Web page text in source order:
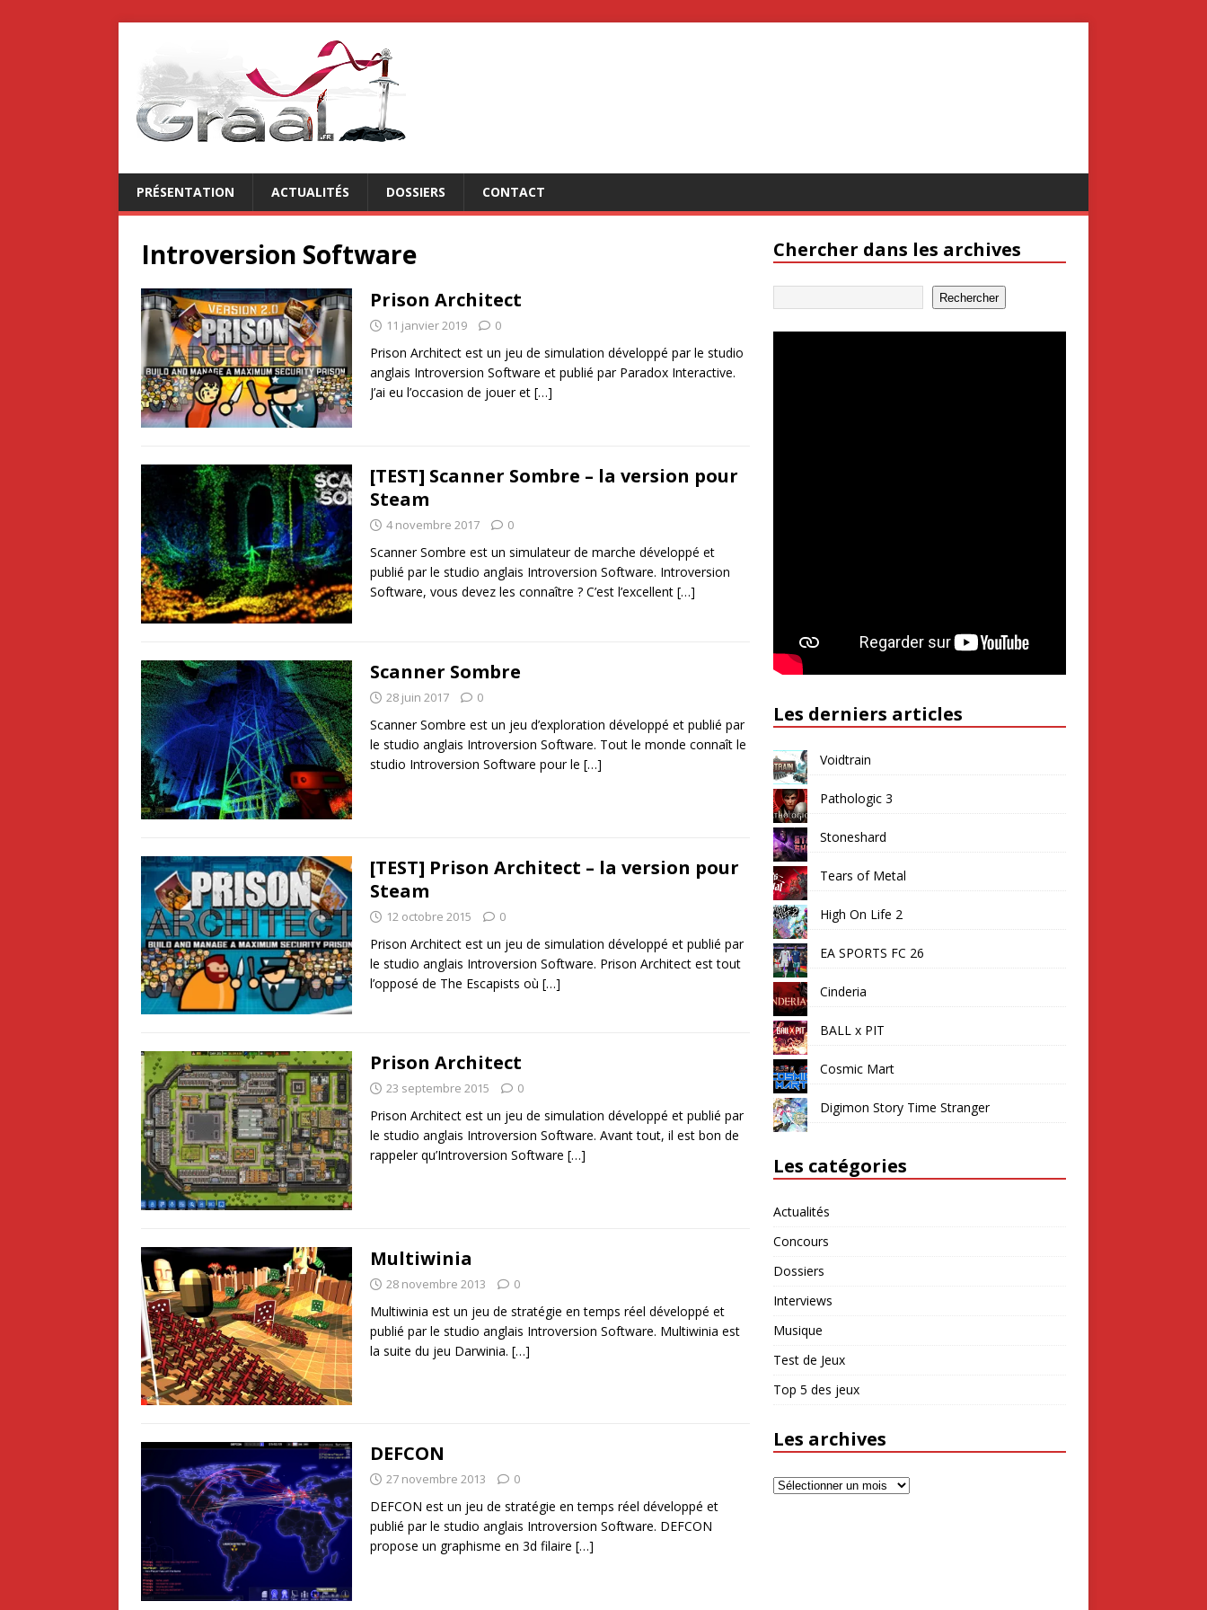
PRÉSENTATION ACTUALITÉS DOSSIERS CONTACT
Introversion Software
Prison Architect
11 janvier 2019 0
Prison Architect est un jeu de simulation développé par le studio
anglais Introversion Software et publié par Paradox Interactive.
J’ai eu l’occasion de jouer et […]
[TEST] Scanner Sombre – la version pour
Steam
4 novembre 2017 0
Scanner Sombre est un simulateur de marche développé et
publié par le studio anglais Introversion Software. Introversion
Software, vous devez les connaître ? C’est l’excellent […]
Scanner Sombre
28 juin 2017 0
Scanner Sombre est un jeu d’exploration développé et publié par
le studio anglais Introversion Software. Tout le monde connaît le
studio Introversion Software pour le […]
[TEST] Prison Architect – la version pour
Steam
12 octobre 2015 0
Prison Architect est un jeu de simulation développé et publié par
le studio anglais Introversion Software. Prison Architect est tout
l’opposé de The Escapists où […]
Prison Architect
23 septembre 2015 0
Prison Architect est un jeu de simulation développé et publié par
le studio anglais Introversion Software. Avant tout, il est bon de
rappeler qu’Introversion Software […]
Multiwinia
28 novembre 2013 0
Multiwinia est un jeu de stratégie en temps réel développé et
publié par le studio anglais Introversion Software. Multiwinia est
la suite du jeu Darwinia. […]
DEFCON
27 novembre 2013 0
DEFCON est un jeu de stratégie en temps réel développé et
publié par le studio anglais Introversion Software. DEFCON
propose un graphisme en 3d filaire […]
Chercher dans les archives
Rechercher
Les derniers articles
Voidtrain
Pathologic 3
Stoneshard
Tears of Metal
High On Life 2
EA SPORTS FC 26
Cinderia
BALL x PIT
Cosmic Mart
Digimon Story Time Stranger
Les catégories
Actualités
Concours
Dossiers
Interviews
Musique
Test de Jeux
Top 5 des jeux
Les archives